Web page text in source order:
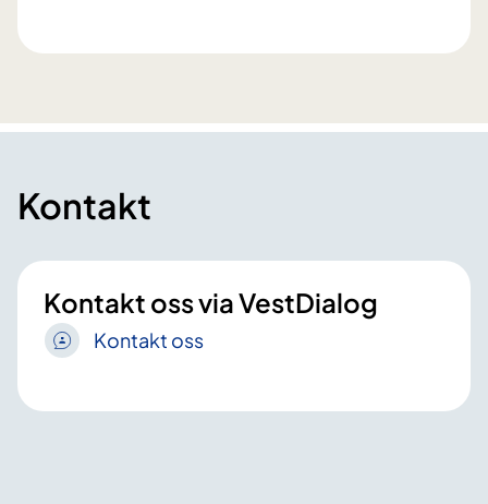
Kontakt
Kontakt oss via VestDialog
Kontakt oss